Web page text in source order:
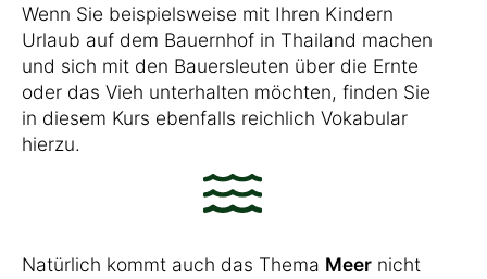
Wenn Sie beispielsweise mit Ihren Kindern
Urlaub auf dem Bauernhof in Thailand machen
und sich mit den Bauersleuten über die Ernte
oder das Vieh unterhalten möchten, finden Sie
in diesem Kurs ebenfalls reichlich Vokabular
hierzu.
Natürlich kommt auch das Thema Meer nicht